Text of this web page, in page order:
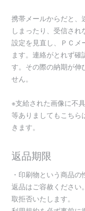
携帯メールからだと、
しまったり、受信さ
設定を見直し、ＰＣメ
ます。連絡がとれず確
す。その際の納期が伸
せん。
※支給された画像に不
等ありましてもこちら
きます。
返品期限
・印刷物という商品
返品はご容赦ください
取拒否いたします。